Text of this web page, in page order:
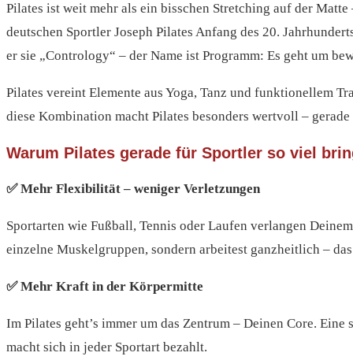
Pilates ist weit mehr als ein bisschen Stretching auf der
deutschen Sportler Joseph Pilates Anfang des 20.
er sie „Contrology“ – der Name ist Programm: Es geht um
Pilates vereint Elemente aus Yoga, Tanz und funktionellem
diese Kombination macht Pilates besonders wertvoll –
Warum Pilates gerade für Sportler so viel
✅ Mehr Flexibilität – weniger Verletzungen
Sportarten wie Fußball, Tennis oder Laufen verlangen
einzelne Muskelgruppen, sondern arbeitest ganzheitlich –
✅ Mehr Kraft in der Körpermitte
Im Pilates geht’s immer um das Zentrum – Deinen Core.
macht sich in jeder Sportart bezahlt.